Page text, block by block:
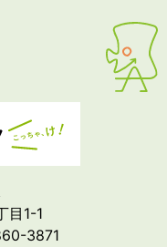
目1-1
3871